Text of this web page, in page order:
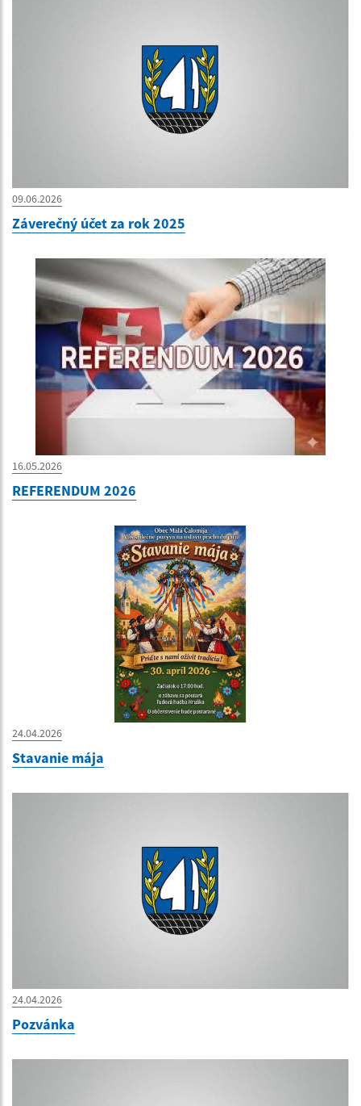
09.06.2026
Záverečný účet za rok 2025
16.05.2026
REFERENDUM 2026
24.04.2026
Stavanie mája
24.04.2026
Pozvánka